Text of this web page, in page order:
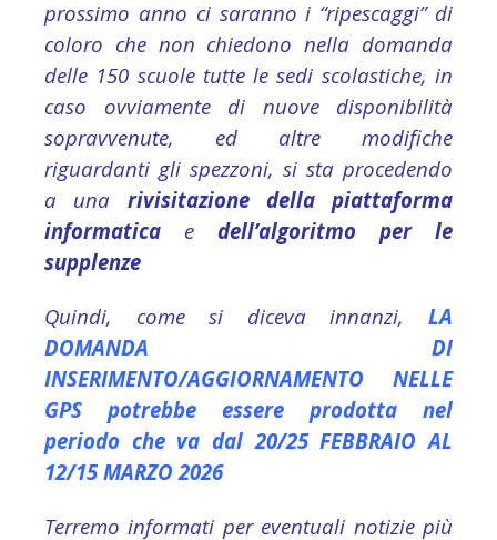
prossimo anno ci saranno i “ripescaggi” di
coloro che non chiedono nella domanda
delle 150 scuole tutte le sedi scolastiche, in
caso ovviamente di nuove disponibilità
sopravvenute, ed altre modifiche
riguardanti gli spezzoni, si sta procedendo
a una rivisitazione della piattaforma
informatica e dell’algoritmo per le
supplenze
Quindi, come si diceva innanzi, LA
DOMANDA DI
INSERIMENTO/AGGIORNAMENTO NELLE
GPS potrebbe essere prodotta nel
periodo che va dal 20/25 FEBBRAIO AL
12/15 MARZO 2026
Terremo informati per eventuali notizie più